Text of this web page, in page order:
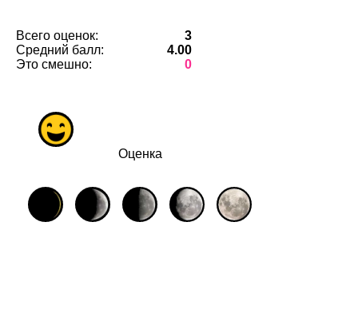
Всего оценок:
3
Средний балл:
4.00
Это смешно:
0
Оценка